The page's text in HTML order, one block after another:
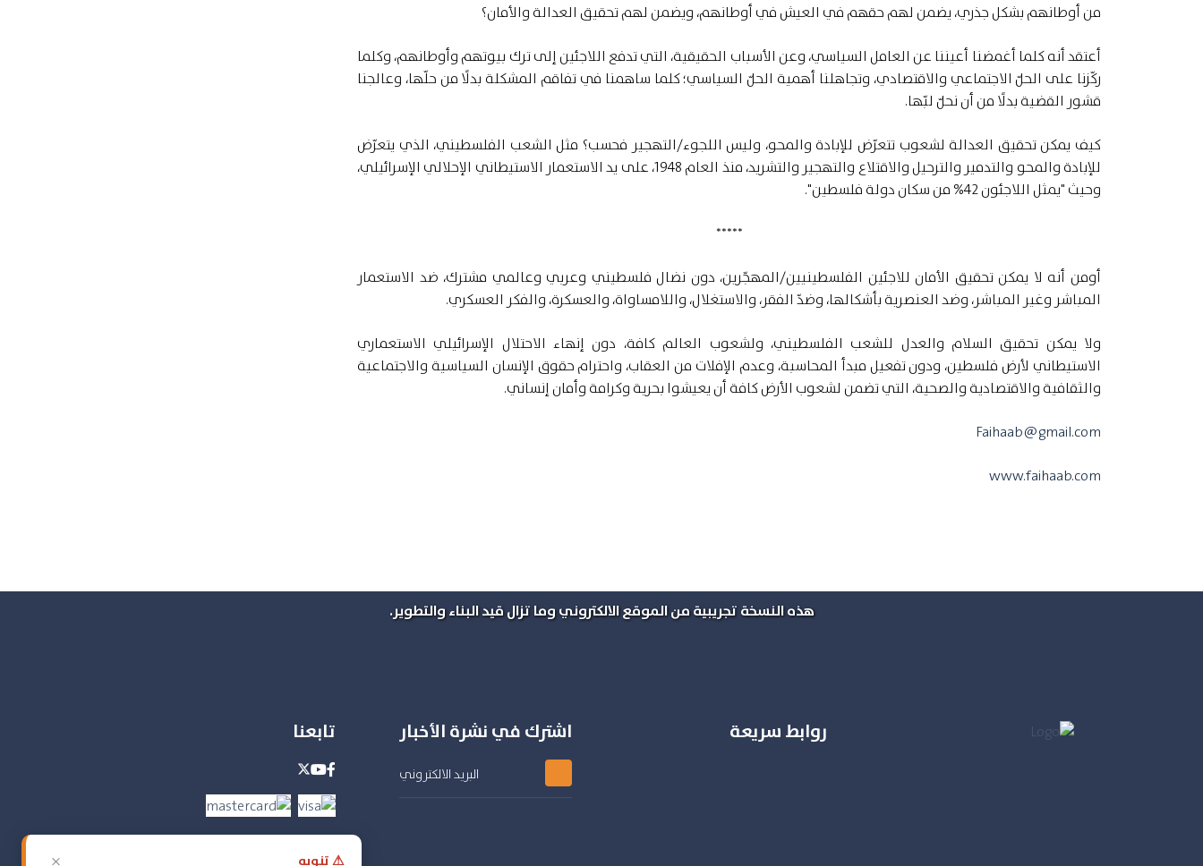
من أوطانهم بشكل جذري، يضمن لهم حقهم في العيش في أوطانهم، ويضمن لهم تحقيق العدالة والأمان؟
أعتقد أنه كلما أغمضنا أعيننا عن العامل السياسي، وعن الأسباب الحقيقية، التي تدفع اللاجئين إلى ترك بيوتهم وأوطانهم، وكلما
ركّزنا على الحلّ الاجتماعي والاقتصادي، وتجاهلنا أهمية الحلّ السياسي؛ كلما ساهمنا في تفاقم المشكلة بدلًا من حلّها، وعالجنا
قشور القضية بدلًا من أن نحلّ لبّها.
كيف يمكن تحقيق العدالة لشعوب تتعرّض للإبادة والمحو، وليس اللجوء/التهجير فحسب؟ مثل الشعب الفلسطيني، الذي يتعرّض
للإبادة والمحو والتدمير والترحيل والاقتلاع والتهجير والتشريد، منذ العام 1948، على يد الاستعمار الاستيطاني الإحلالي الإسرائيلي،
وحيث "يمثل اللاجئون 42% من سكان دولة فلسطين".
*****
أومن أنه لا يمكن تحقيق الأمان للاجئين الفلسطينيين/المهجّرين، دون نضال فلسطيني وعربي وعالمي مشترك، ضد الاستعمار
المباشر وغير المباشر، وضد العنصرية بأشكالها، وضدّ الفقر، والاستغلال، واللامساواة، والعسكرة، والفكر العسكري.
ولا يمكن تحقيق السلام والعدل للشعب الفلسطيني، ولشعوب العالم كافة، دون إنهاء الاحتلال الإسرائيلي الاستعماري
الاستيطاني لأرض فلسطين، ودون تفعيل مبدأ المحاسبة، وعدم الإفلات من العقاب، واحترام حقوق الإنسان السياسية والاجتماعية
والثقافية والاقتصادية والصحية، التي تضمن لشعوب الأرض كافة أن يعيشوا بحرية وكرامة وأمان إنساني.
Faihaab@gmail.com
www.faihaab.com
هذه النسخة تجريبية من الموقع الالكتروني وما تزال قيد البناء والتطوير.
روابط سريعة اشترك في نشرة الأخبار تابعنا
⚠ تنويه ×